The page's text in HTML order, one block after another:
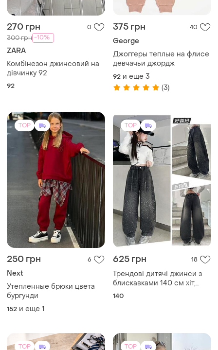
270 грн 0
300 грн -10%
ZARA
Комбінезон джинсовий на
дівчинку 92
92
375 грн 40
George
Джоггеры теплые на флисе
девчачьи джордж
92 и еще 3
(3)
TOP
250 грн 6
Next
Утепленные брюки цвета
бургунди
152 и еще 1
TOP
625 грн 18
Трендові дитячі джинси з
блискавками 140 см хіт,
zara, next, h&m
140
TOP TOP